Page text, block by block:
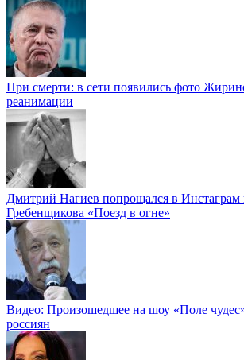
При смерти: в сети появились фото
реанимации
Дмитрий Нагиев попрощался в Инстаграм
Гребенщикова «Поезд в огне»
Видео: Произошедшее на шоу «Поле
россиян